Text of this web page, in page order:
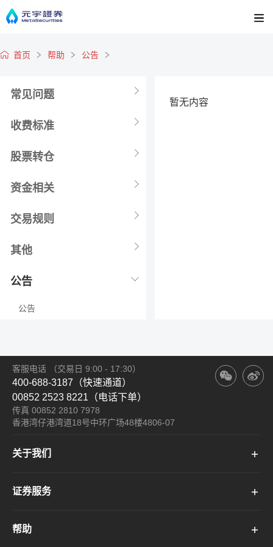
首页 帮助 公告
常见问题
收费标准
股票转仓
资金相关
交易规则
其他
公告
公告
暂无内容
客服电话 （交易日 9:00 - 17:30）
400-688-3187（快速通道）
00852 2523 8221（电话下单）
传真 00852 2810 7978
香港湾仔港湾道18号中环广场48楼4806-07
关于我们
证券服务
帮助